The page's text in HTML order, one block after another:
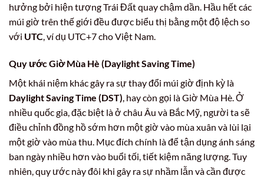
hưởng bởi hiện tượng Trái Đất quay chậm dần. Hầu hết các
múi giờ trên thế giới đều được biểu thị bằng một độ lệch so
với UTC, ví dụ UTC+7 cho Việt Nam.
Quy ước Giờ Mùa Hè (Daylight Saving Time)
Một khái niệm khác gây ra sự thay đổi múi giờ định kỳ là
Daylight Saving Time (DST) , hay còn gọi là Giờ Mùa Hè. Ở
nhiều quốc gia, đặc biệt là ở châu Âu và Bắc Mỹ, người ta sẽ
điều chỉnh đồng hồ sớm hơn một giờ vào mùa xuân và lùi lại
một giờ vào mùa thu. Mục đích chính là để tận dụng ánh sáng
ban ngày nhiều hơn vào buổi tối, tiết kiệm năng lượng. Tuy
nhiên, quy ước này đôi khi gây ra sự nhầm lẫn và cần được